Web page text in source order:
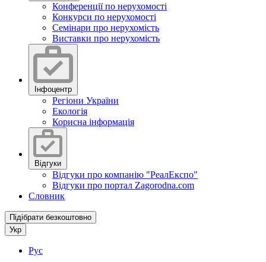
Конференції по нерухомості
Конкурси по нерухомості
Семінари про нерухомість
Виставки про нерухомість
Інфоцентр
Регіони України
Екологія
Корисна інформація
Відгуки
Відгуки про компанію "РеалЕкспо"
Відгуки про портал Zagorodna.com
Словник
Підібрати безкоштовно
Укр
Рус